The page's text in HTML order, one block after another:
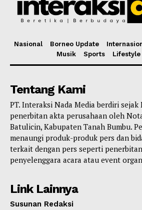
Nasional Borneo Update
Musik
Sports Lifestyle
Tentang Kami
PT. Interaksi Nada Media berdiri sejak
penerbitan akta perusahaan oleh
Batulicin, Kabupaten Tanah Bumbu.
menaungi produk-produk pers dan
terkait dengan pers seperti
penyelenggara acara atau event
Link Lainnya
Susunan Redaksi